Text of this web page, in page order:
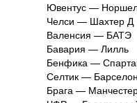
Ювентус —
Челси — Шахтер Д
Валенсия — БАТЭ
Бавария — Лилль
Бенфика —
Селтик —
Брага —